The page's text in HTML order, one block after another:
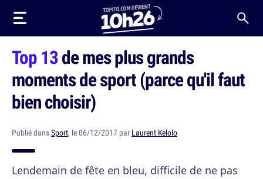
Top 13de mes plus grands
moments de sport (parce qu'il faut
bien choisir)
Publié dansSport, le 06/12/2017 par Laurent Kelolo
Lendemain de fête en bleu, difficile de ne pas